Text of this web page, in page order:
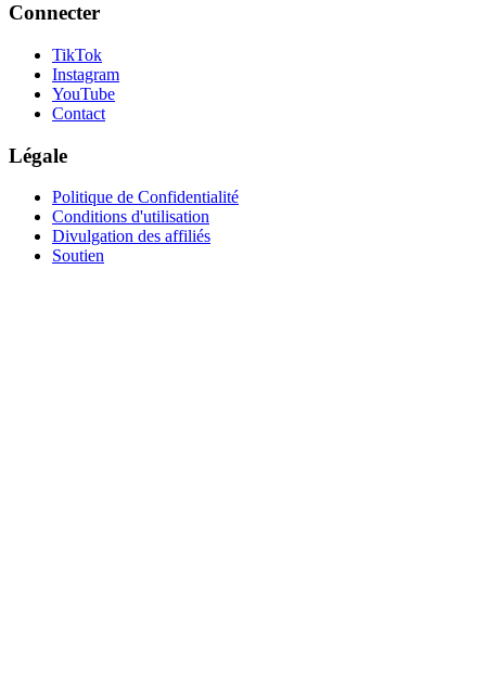
Connecter
TikTok
Instagram
YouTube
Contact
Légale
Politique de Confidentialité
Conditions d'utilisation
Divulgation des affiliés
Soutien